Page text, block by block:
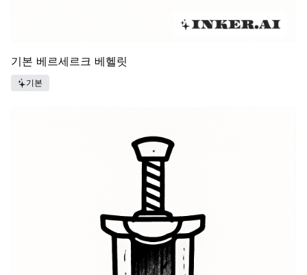
기본 베르세르크 베헬릿
기본